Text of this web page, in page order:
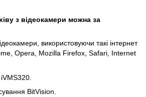
з відеокамери можна за
використовуючи такі інтернет
Opera, Mozilla Firefox, Safari, Internet
BitVision.